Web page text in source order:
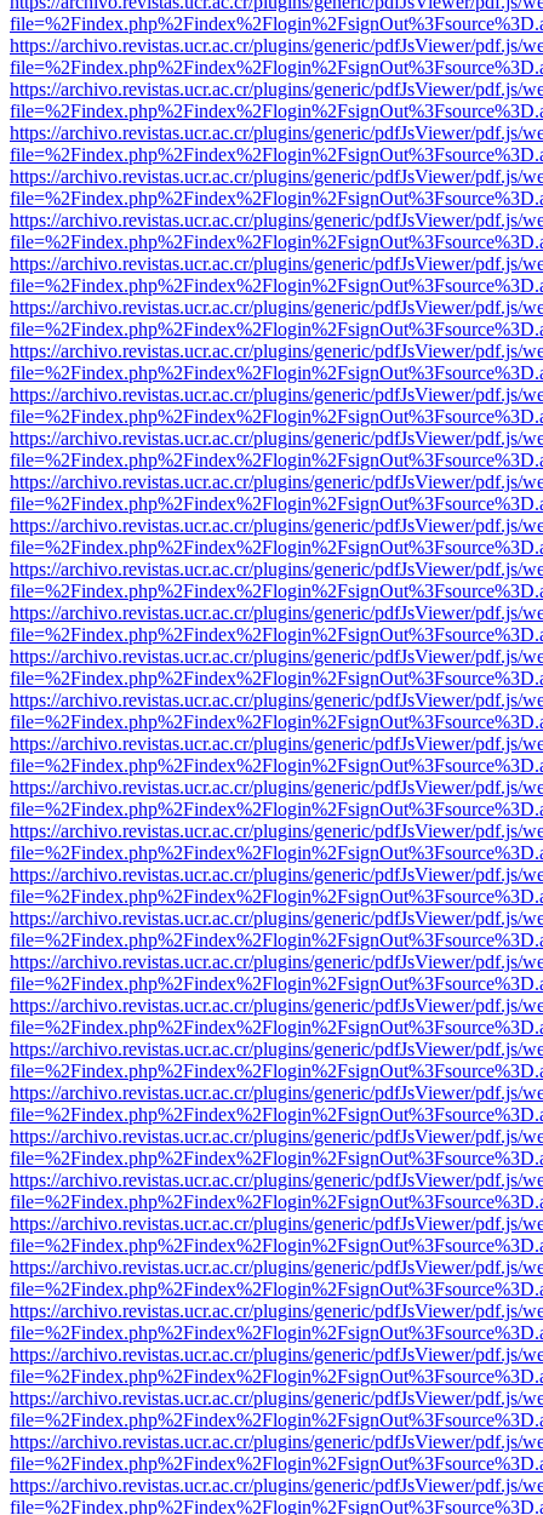
https://archivo.revistas.ucr.ac.cr/plugins/generic/pdfJsViewer/pdf.js/
https://archivo.revistas.ucr.ac.cr/plugins/generic/pdfJsViewer/pdf.js/
https://archivo.revistas.ucr.ac.cr/plugins/generic/pdfJsViewer/pdf.js/
https://archivo.revistas.ucr.ac.cr/plugins/generic/pdfJsViewer/pdf.js/
https://archivo.revistas.ucr.ac.cr/plugins/generic/pdfJsViewer/pdf.js/
https://archivo.revistas.ucr.ac.cr/plugins/generic/pdfJsViewer/pdf.js/
https://archivo.revistas.ucr.ac.cr/plugins/generic/pdfJsViewer/pdf.js/
https://archivo.revistas.ucr.ac.cr/plugins/generic/pdfJsViewer/pdf.js/
https://archivo.revistas.ucr.ac.cr/plugins/generic/pdfJsViewer/pdf.js/
https://archivo.revistas.ucr.ac.cr/plugins/generic/pdfJsViewer/pdf.js/
https://archivo.revistas.ucr.ac.cr/plugins/generic/pdfJsViewer/pdf.js/
https://archivo.revistas.ucr.ac.cr/plugins/generic/pdfJsViewer/pdf.js/
https://archivo.revistas.ucr.ac.cr/plugins/generic/pdfJsViewer/pdf.js/
https://archivo.revistas.ucr.ac.cr/plugins/generic/pdfJsViewer/pdf.js/
https://archivo.revistas.ucr.ac.cr/plugins/generic/pdfJsViewer/pdf.js/
https://archivo.revistas.ucr.ac.cr/plugins/generic/pdfJsViewer/pdf.js/
https://archivo.revistas.ucr.ac.cr/plugins/generic/pdfJsViewer/pdf.js/
https://archivo.revistas.ucr.ac.cr/plugins/generic/pdfJsViewer/pdf.js/
https://archivo.revistas.ucr.ac.cr/plugins/generic/pdfJsViewer/pdf.js/
https://archivo.revistas.ucr.ac.cr/plugins/generic/pdfJsViewer/pdf.js/
https://archivo.revistas.ucr.ac.cr/plugins/generic/pdfJsViewer/pdf.js/
https://archivo.revistas.ucr.ac.cr/plugins/generic/pdfJsViewer/pdf.js/
https://archivo.revistas.ucr.ac.cr/plugins/generic/pdfJsViewer/pdf.js/
https://archivo.revistas.ucr.ac.cr/plugins/generic/pdfJsViewer/pdf.js/
https://archivo.revistas.ucr.ac.cr/plugins/generic/pdfJsViewer/pdf.js/
https://archivo.revistas.ucr.ac.cr/plugins/generic/pdfJsViewer/pdf.js/
https://archivo.revistas.ucr.ac.cr/plugins/generic/pdfJsViewer/pdf.js/
https://archivo.revistas.ucr.ac.cr/plugins/generic/pdfJsViewer/pdf.js/
https://archivo.revistas.ucr.ac.cr/plugins/generic/pdfJsViewer/pdf.js/
https://archivo.revistas.ucr.ac.cr/plugins/generic/pdfJsViewer/pdf.js/
https://archivo.revistas.ucr.ac.cr/plugins/generic/pdfJsViewer/pdf.js/
https://archivo.revistas.ucr.ac.cr/plugins/generic/pdfJsViewer/pdf.js/
https://archivo.revistas.ucr.ac.cr/plugins/generic/pdfJsViewer/pdf.js/
https://archivo.revistas.ucr.ac.cr/plugins/generic/pdfJsViewer/pdf.js/